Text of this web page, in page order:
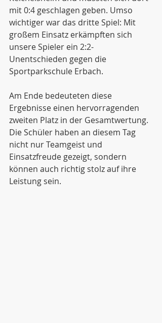
mit 0:4 geschlagen geben. Umso
wichtiger war das dritte Spiel: Mit
großem Einsatz erkämpften sich
unsere Spieler ein 2:2-
Unentschieden gegen die
Sportparkschule Erbach.
Am Ende bedeuteten diese
Ergebnisse einen hervorragenden
zweiten Platz in der Gesamtwertung.
Die Schüler haben an diesem Tag
nicht nur Teamgeist und
Einsatzfreude gezeigt, sondern
können auch richtig stolz auf ihre
Leistung sein.